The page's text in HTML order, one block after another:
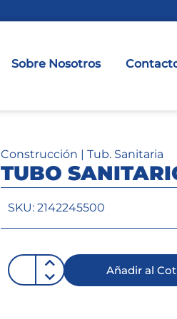
Sobre Nosotros
Construcción | Tub. Sanitaria
TUBO
SKU: 2142245500
Añadir al